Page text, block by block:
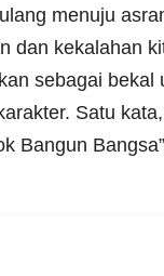
menuju
dan kekalahan
sebagai
Satu
Bangun